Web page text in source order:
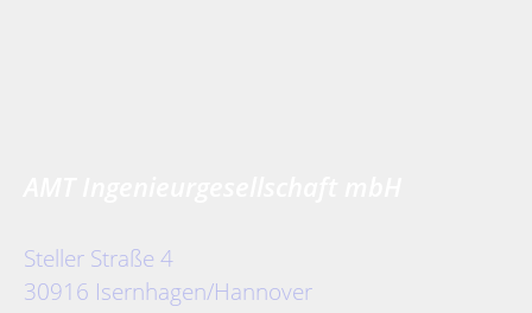
Steller Straße 4
30916 Isernhagen/Hannover